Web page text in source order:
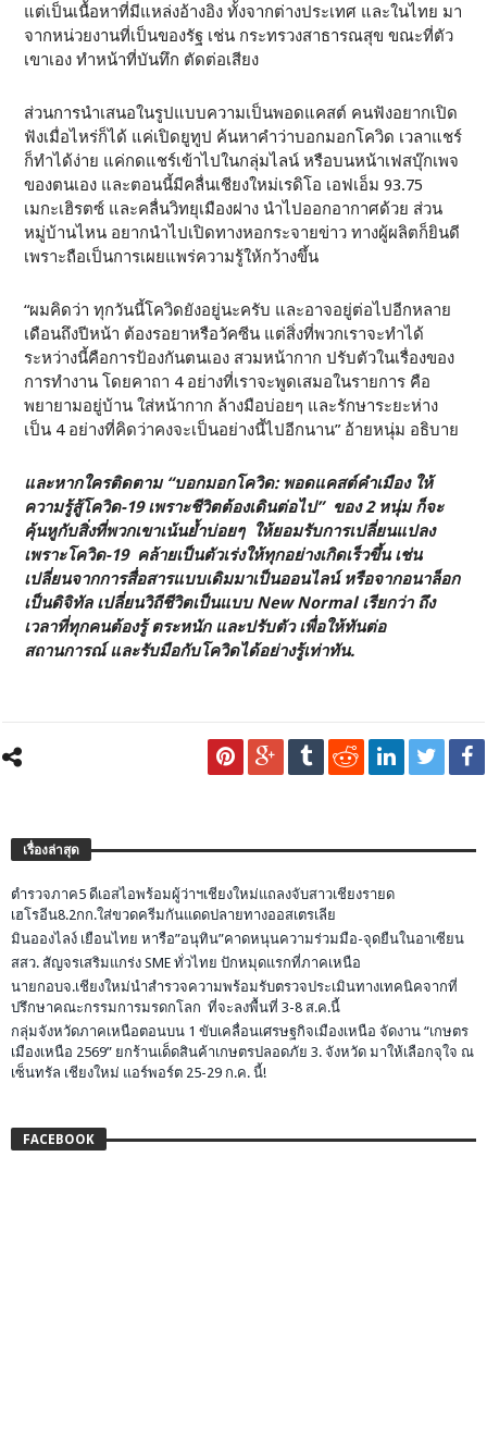
แต่เป็นเนื้อหาที่มีแหล่งอ้างอิง ทั้งจากต่างประเทศ และในไทย มา
จากหน่วยงานที่เป็นของรัฐ เช่น กระทรวงสาธารณสุข ขณะที่ตัว
เขาเอง ทำหน้าที่บันทึก ตัดต่อเสียง
ส่วนการนำเสนอในรูปแบบความเป็นพอดแคสต์ คนฟังอยากเปิด
ฟังเมื่อไหร่ก็ได้ แค่เปิดยูทูป ค้นหาคำว่าบอกมอกโควิด เวลาแชร์
ก็ทำได้ง่าย แค่กดแชร์เข้าไปในกลุ่มไลน์ หรือบนหน้าเฟสบุ๊กเพจ
ของตนเอง และตอนนี้มีคลื่นเชียงใหม่เรดิโอ เอฟเอ็ม 93.75
เมกะเฮิรตซ์ และคลื่นวิทยุเมืองฝาง นำไปออกอากาศด้วย ส่วน
หมู่บ้านไหน อยากนำไปเปิดทางหอกระจายข่าว ทางผู้ผลิตก็ยินดี
เพราะถือเป็นการเผยแพร่ความรู้ให้กว้างขึ้น
“ผมคิดว่า ทุกวันนี้โควิดยังอยู่นะครับ และอาจอยู่ต่อไปอีกหลาย
เดือนถึงปีหน้า ต้องรอยาหรือวัคซีน แต่สิ่งที่พวกเราจะทำได้
ระหว่างนี้คือการป้องกันตนเอง สวมหน้ากาก ปรับตัวในเรื่องของ
การทำงาน โดยคาถา 4 อย่างที่เราจะพูดเสมอในรายการ คือ
พยายามอยู่บ้าน ใส่หน้ากาก ล้างมือบ่อยๆ และรักษาระยะห่าง
เป็น 4 อย่างที่คิดว่าคงจะเป็นอย่างนี้ไปอีกนาน” อ้ายหนุ่ม อธิบาย
และหากใครติดตาม “บอกมอกโควิด: พอดแคสต์คำเมือง ให้
ความรู้สู้โควิด-19 เพราะชีวิตต้องเดินต่อไป” ของ 2 หนุ่ม ก็จะ
คุ้นหูกับสิ่งที่พวกเขาเน้นย้ำบ่อยๆ ให้ยอมรับการเปลี่ยนแปลง
เพราะโควิด-19 คล้ายเป็นตัวเร่งให้ทุกอย่างเกิดเร็วขึ้น เช่น
เปลี่ยนจากการสื่อสารแบบเดิมมาเป็นออนไลน์ หรือจากอนาล็อก
เป็นดิจิทัล เปลี่ยนวิถีชีวิตเป็นแบบNew Normal เรียกว่า ถึง
เวลาที่ทุกคนต้องรู้ ตระหนัก และปรับตัว เพื่อให้ทันต่อ
สถานการณ์ และรับมือกับโควิดได้อย่างรู้เท่าทัน.
เรื่องล่าสุด
ตำรวจภาค5 ดีเอสไอพร้อมผู้ว่าฯเชียงใหม่แถลงจับสาวเชียงรายด
เฮโรอีน8.2กก.ใส่ขวดครีมกันแดดปลายทางออสเตรเลีย
มินอองไลง์ เยือนไทย หารือ”อนุทิน”คาดหนุนความร่วมมือ-จุดยืนในอาเซียน
สสว. สัญจรเสริมแกร่ง SME ทั่วไทย ปักหมุดแรกที่ภาคเหนือ
นายกอบจ.เชียงใหม่นำสำรวจความพร้อมรับตรวจประเมินทางเทคนิคจากที่
ปรึกษาคณะกรรมการมรดกโลก ที่จะลงพื้นที่ 3-8 ส.ค.นี้
กลุ่มจังหวัดภาคเหนือตอนบน 1 ขับเคลื่อนเศรษฐกิจเมืองเหนือ จัดงาน “เกษตร
เมืองเหนือ 2569” ยกร้านเด็ดสินค้าเกษตรปลอดภัย 3. จังหวัด มาให้เลือกจุใจ ณ
เซ็นทรัล เชียงใหม่ แอร์พอร์ต 25-29 ก.ค. นี้!
FACEBOOK